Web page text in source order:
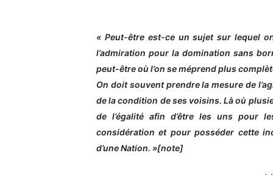
« Peut-être est-ce un sujet sur lequel
l’admiration pour la domination sans
peut-être où l’on se méprend plus
On doit souvent prendre la mesure de
de la condition de ses voisins. Là où
de l’égalité afin d’être les uns pour
considération et pour posséder cette
d’une Nation. »[note]